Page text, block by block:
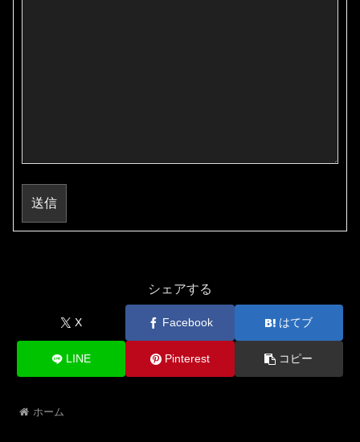
送信
シェアする
X Facebook はてブ
LINE Pinterest コピー
ホーム